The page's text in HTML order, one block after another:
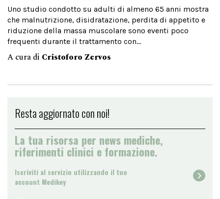
Uno studio condotto su adulti di almeno 65 anni mostra
che malnutrizione, disidratazione, perdita di appetito e
riduzione della massa muscolare sono eventi poco
frequenti durante il trattamento con...
A cura di Cristoforo Zervos
Resta aggiornato con noi!
La tua risorsa per news mediche,
riferimenti clinici e formazione.
Iscriviti al servizio utilizzando il tuo
account Medikey